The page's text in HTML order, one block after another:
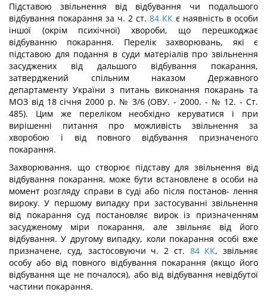
Підставою звільнення від відбування чи подальшого
відбування покарання за ч. 2 ст. 84 КК є наявність в особи
іншої (окрім психічної) хвороби, що перешкоджає
відбуванню покарання. Перелік захворювань, які є
підставою для подання в суди матеріалів про звільнення
засуджених від дальшого відбування покарання,
затвердже­ний спільним наказом Державного
департаменту України з питань виконання покарань та
МОЗ від 18 січня 2000 р. № 3/6 (ОВУ. - 2000. - № 12. - Ст.
485). Цим же переліком необхідно керуватися і при
вирішенні питання про можливість звільнення за
хворобою і від повного відбування призначеного
покарання.
Захворювання, що створює підставу для звільнення від
відбування покарання, може бути встановлене в особи на
момент розгляду справи в суді або після постанов- лення
вироку. У першому випадку при застосуванні звільнення
від покарання суд постановляє вирок із призначенням
засудженому міри покарання, але звільняє від його
відбування. У другому випадку, коли покарання особі вже
призначене, суд, за­стосовуючи ч. 2 ст. 84 КК, звільняє
особу або від повного відбування покарання (якщо його
відбування ще не почалося), або від відбування невідбутої
частини покарання.